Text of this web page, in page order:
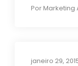
PorMarketing
janeiro 29,